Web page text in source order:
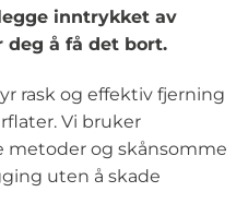
inntrykket av
deg å få det bort.
rask og effektiv fjerning
Vi bruker
metoder og skånsomme
uten å skade